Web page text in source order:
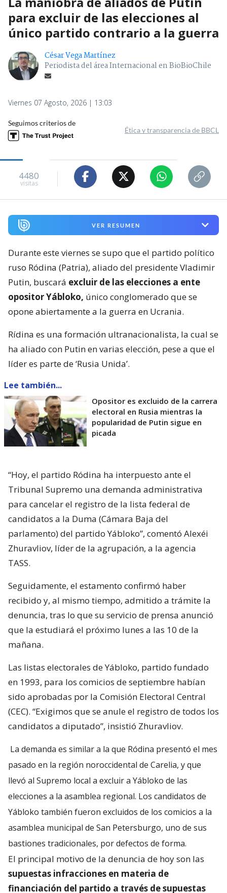
para excluir de las elecciones al
único partido contrario a la guerra
César Vega Martínez
Periodista del área Internacional en BioBioChile
Viernes 07 Agosto, 2026 | 13:03
Seguimos criterios de
Ética y transparencia de BBCL
4480
visitas
VER RESUMEN
Durante este viernes se supo que el partido político
ruso Ródina (Patria), aliado del presidente Vladimir
Putin, buscará excluir de las elecciones a ente
opositor Yábloko, único conglomerado que se
opone abiertamente a la guerra en Ucrania.
Rídina es una formación ultranacionalista, la cual se
ha aliado con Putin en varias elección, pese a que el
líder es parte de ‘Rusia Unida’.
Lee también...
Opositor es excluido de la carrera
electoral en Rusia mientras la
popularidad de Putin sigue en
picada
“Hoy, el partido Ródina ha interpuesto ante el
Tribunal Supremo una demanda administrativa
para cancelar el registro de la lista federal de
candidatos a la Duma (Cámara Baja del
parlamento) del partido Yábloko”, comentó Alexéi
Zhuravliov, líder de la agrupación, a la agencia
TASS.
Seguidamente, el estamento confirmó haber
recibido y, al mismo tiempo, admitido a trámite la
denuncia, tras lo que su servicio de prensa anunció
que la estudiará el próximo lunes a las 10 de la
mañana.
Las listas electorales de Yábloko, partido fundado
en 1993, para los comicios de septiembre habían
sido aprobadas por la Comisión Electoral Central
(CEC). “Exigimos que se anule el registro de todos los
candidatos a diputado”, insistió Zhuravliov.
La demanda es similar a la que Ródina presentó el mes
pasado en la región noroccidental de Carelia, y que
llevó al Supremo local a excluir a Yábloko de las
elecciones a la asamblea regional. Los candidatos de
Yábloko también fueron excluidos de los comicios a la
asamblea municipal de San Petersburgo, uno de sus
bastiones tradicionales, por defectos de forma.
El principal motivo de la denuncia de hoy son las
supuestas infracciones en materia de
financiación del partido a través de supuestas